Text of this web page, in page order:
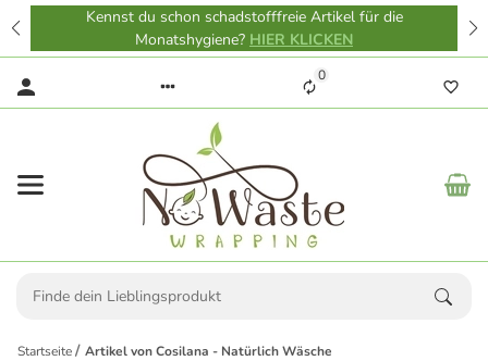
Kennst du schon schadstofffreie Artikel für die
Monatshygiene? HIER KLICKEN
0
Startseite Artikel von Cosilana - Natürlich Wäsche